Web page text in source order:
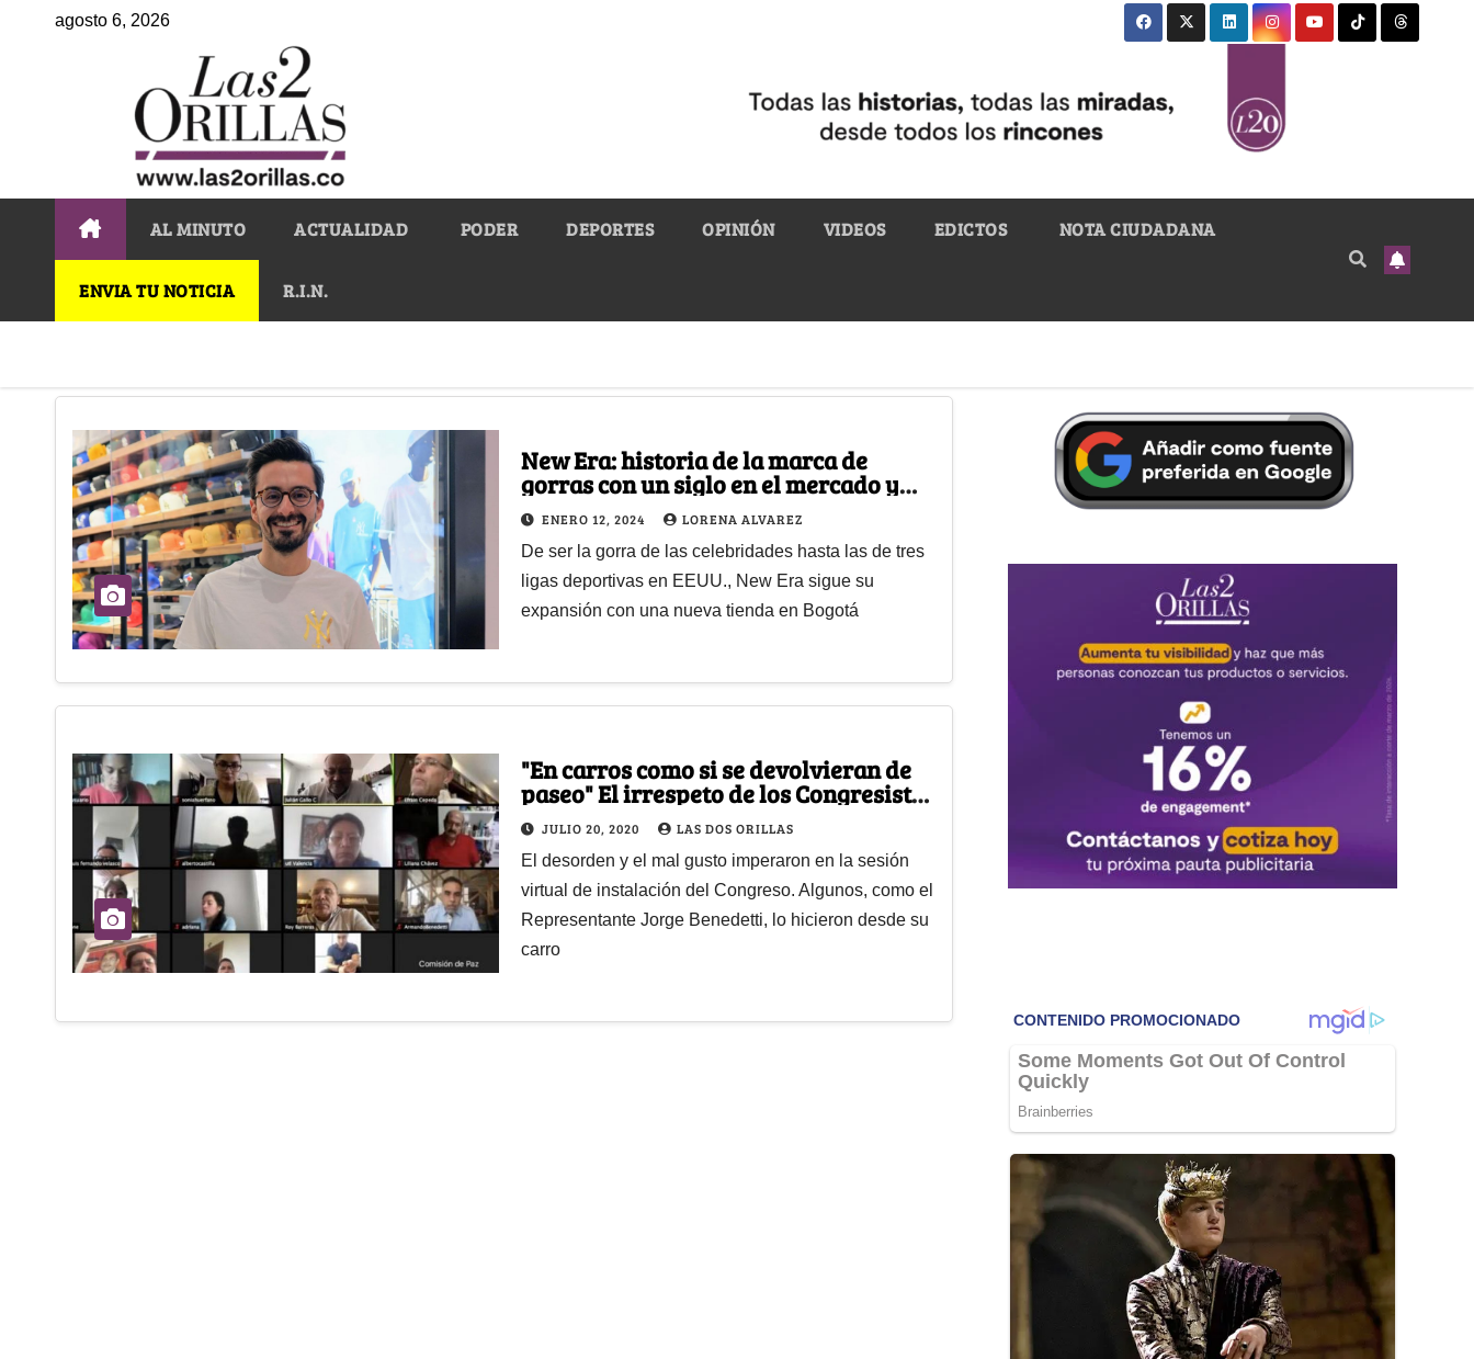
agosto 6, 2026
AL MINUTO ACTUALIDAD PODER DEPORTES OPINIÓN VIDEOS EDICTOS NOTA CIUDADANA
ENVIA TU NOTICIA R.I.N.
New Era: historia de la marca de
gorras con un siglo en el mercado y
que abre nueva tienda en Bogotá
ENERO 12, 2024 LORENA ALVAREZ
De ser la gorra de las celebridades hasta las de tres
ligas deportivas en EEUU., New Era sigue su
expansión con una nueva tienda en Bogotá
"En carros como si se devolvieran de
paseo" El irrespeto de los Congresistas
con los colombianos
JULIO 20, 2020 LAS DOS ORILLAS
El desorden y el mal gusto imperaron en la sesión
virtual de instalación del Congreso. Algunos, como el
Representante Jorge Benedetti, lo hicieron desde su
carro